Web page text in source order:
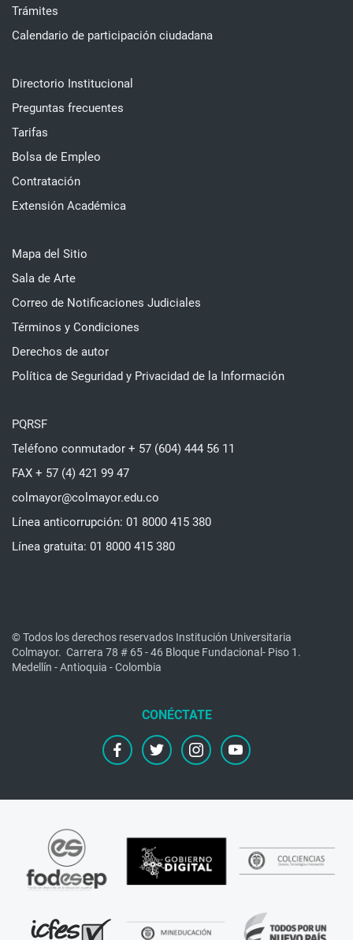
Trámites
Calendario de participación ciudadana
Directorio Institucional
Preguntas frecuentes
Tarifas
Bolsa de Empleo
Contratación
Extensión Académica
Mapa del Sitio
Sala de Arte
Correo de Notificaciones Judiciales
Términos y Condiciones
Derechos de autor
Política de Seguridad y Privacidad de la Información
PQRSF
Teléfono conmutador + 57 (604) 444 56 11
FAX + 57 (4) 421 99 47
colmayor@colmayor.edu.co
Línea anticorrupción: 01 8000 415 380
Línea gratuita: 01 8000 415 380
© Todos los derechos reservados Institución Universitaria
Colmayor. Carrera 78 # 65 - 46 Bloque Fundacional- Piso 1.
Medellín - Antioquia - Colombia